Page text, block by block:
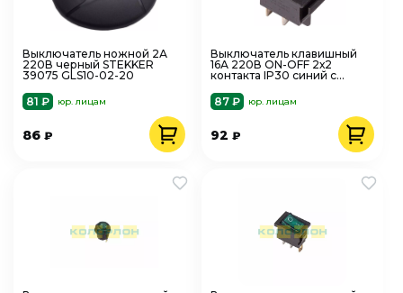
Выключатель ножной 2А
220В черный STEKKER
39075 GLS10-02-20
81 ₽
юр. лицам
86 ₽
Выключатель клавишный
16А 220В ON-OFF 2х2
контакта IP30 синий с
87 ₽
юр. лицам
92₽